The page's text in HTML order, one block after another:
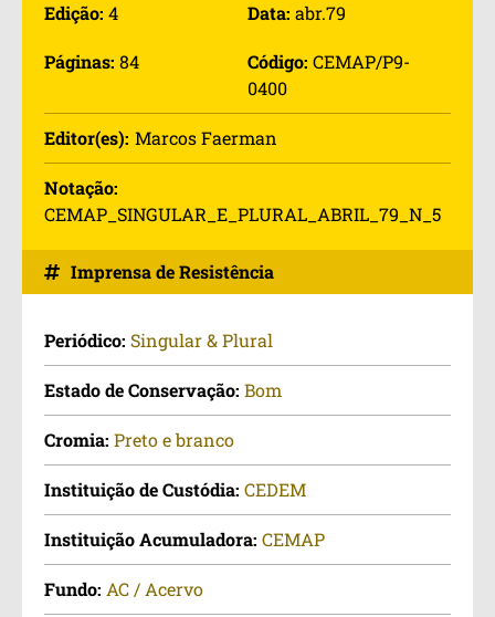
Edição: 4 Data: abr.79
Páginas: 84 Código: CEMAP/P9-
0400
Editor(es): Marcos Faerman
Notação:
CEMAP_SINGULAR_E_PLURAL_ABRIL_79_N_5
Imprensa de Resistência
Periódico: Singular & Plural
Estado de Conservação: Bom
Cromia: Preto e branco
Instituição de Custódia: CEDEM
Instituição Acumuladora: CEMAP
Fundo: AC / Acervo